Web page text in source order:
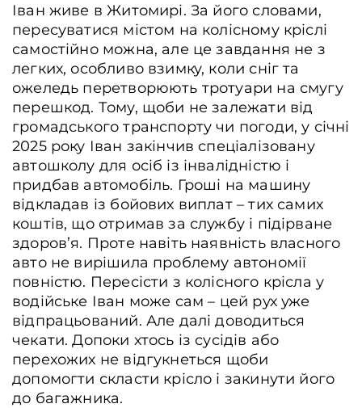
Іван живе в Житомирі. За його словами,
пересуватися містом на колісному кріслі
самостійно можна, але це завдання не з
легких, особливо взимку, коли сніг та
ожеледь перетворюють тротуари на смугу
перешкод. Тому, щоби не залежати від
громадського транспорту чи погоди, у січні
2025 року Іван закінчив спеціалізовану
автошколу для осіб із інвалідністю і
придбав автомобіль. Гроші на машину
відкладав із бойових виплат – тих самих
коштів, що отримав за службу і підірване
здоров’я. Проте навіть наявність власного
авто не вирішила проблему автономії
повністю. Пересісти з колісного крісла у
водійське Іван може сам – цей рух уже
відпрацьований. Але далі доводиться
чекати. Допоки хтось із сусідів або
перехожих не відгукнеться щоби
допомогти скласти крісло і закинути його
до багажника.